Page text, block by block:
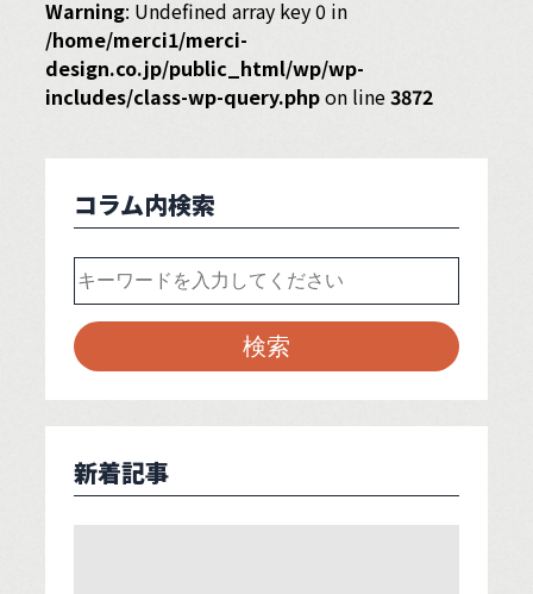
Warning: Undefined array key 0 in
/home/merci1/merci-
design.co.jp/public_html/wp/wp-
includes/class-wp-query.phpon line3872
コラム内検索
新着記事